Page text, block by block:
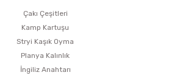
Çakı Çeşitleri
Kamp Kartuşu
Stryi Kaşık Oyma
Planya Kalınlık
İngiliz Anahtarı